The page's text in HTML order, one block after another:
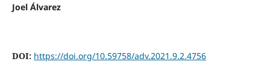
Joel Álvarez
DOI: https://doi.org/10.59758/adv.2021.9.2.4756